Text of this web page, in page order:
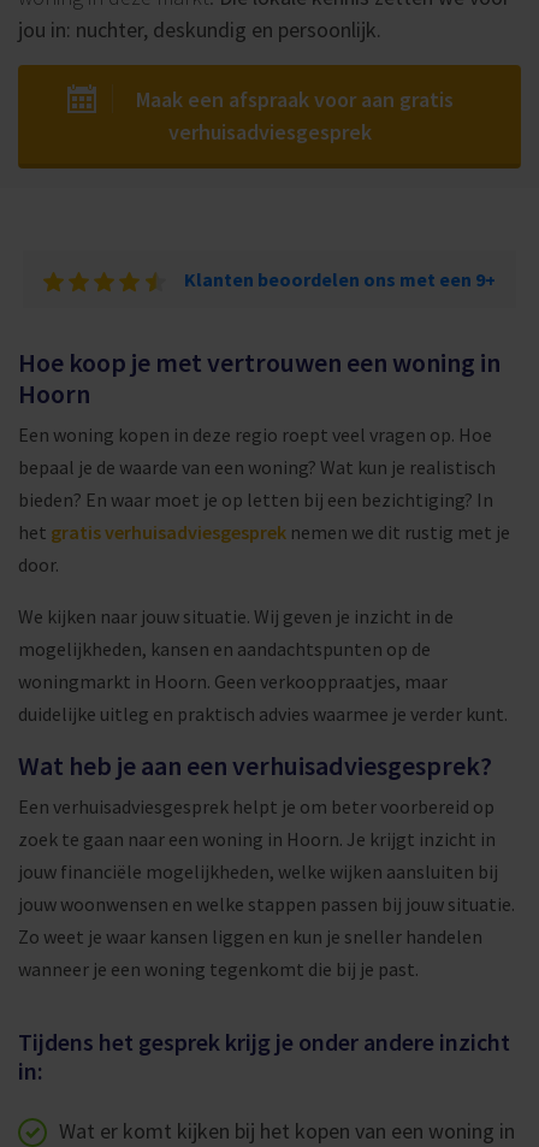
jou in: nuchter, deskundig en persoonlijk.
verhuisadviesgesprek
Klanten beoordelen ons met een 9+
Hoe koop je met vertrouwen een woning in
Hoorn
Een woning kopen in deze regio roept veel vragen op. Hoe
bepaal je de waarde van een woning? Wat kun je realistisch
bieden? En waar moet je op letten bij een bezichtiging? In
het gratis verhuisadviesgesprek nemen we dit rustig met je
door.
We kijken naar jouw situatie. Wij geven je inzicht in de
mogelijkheden, kansen en aandachtspunten op de
woningmarkt in Hoorn. Geen verkooppraatjes, maar
duidelijke uitleg en praktisch advies waarmee je verder kunt.
Wat heb je aan een verhuisadviesgesprek?
Een verhuisadviesgesprek helpt je om beter voorbereid op
zoek te gaan naar een woning in Hoorn. Je krijgt inzicht in
jouw financiële mogelijkheden, welke wijken aansluiten bij
jouw woonwensen en welke stappen passen bij jouw situatie.
Zo weet je waar kansen liggen en kun je sneller handelen
wanneer je een woning tegenkomt die bij je past.
Tijdens het gesprek krijg je onder andere inzicht
in:
Wat er komt kijken bij het kopen van een woning in